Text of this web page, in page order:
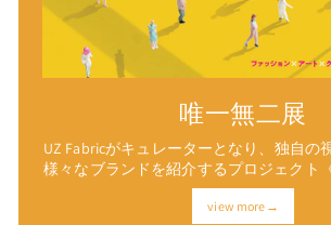
唯一無二展
UZ Fabricがキュレーターとなり、独自の
様々なブランドを紹介するプロジェクト
view more→